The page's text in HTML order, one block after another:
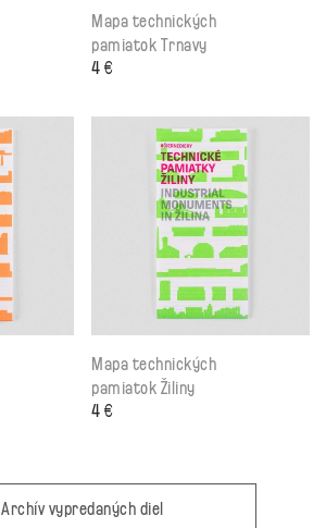
Mapa technických
pamiatok Trnavy
4 €
Mapa technických
pamiatok Žiliny
4 €
Archív vypredaných diel